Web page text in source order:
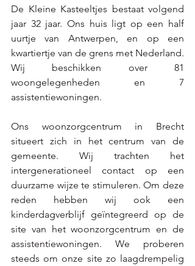
De Kleine Kasteeltjes bestaat volgend
jaar 32 jaar. Ons huis ligt op een half
uurtje van Antwerpen, en op een
kwartiertje van de grens met Nederland.
Wij beschikken over 81
woongelegenheden en 7
assistentiewoningen.
Ons woonzorgcentrum in Brecht
situeert zich in het centrum van de
gemeente. Wij trachten het
intergenerationeel contact op een
duurzame wijze te stimuleren. Om deze
reden hebben wij ook een
kinderdagverblijf geïntegreerd op de
site van het woonzorgcentrum en de
assistentiewoningen. We proberen
steeds om onze site zo laagdrempelig